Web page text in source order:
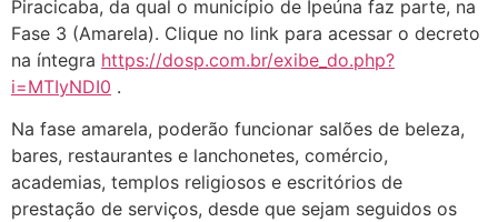
Piracicaba, da qual o município de Ipeúna faz parte, na
Fase 3 (Amarela). Clique no link para acessar o decreto
na íntegra https://dosp.com.br/exibe_do.php?
i=MTIyNDI0 .
Na fase amarela, poderão funcionar salões de beleza,
bares, restaurantes e lanchonetes, comércio,
academias, templos religiosos e escritórios de
prestação de serviços, desde que sejam seguidos os